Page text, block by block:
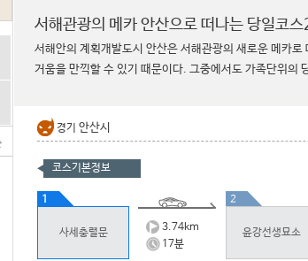
서해관광의 메카 안산으로 떠나는 당일코스
서해안의 계획개발도시 안산은 서해관광의 새로운 메카
거움을 만끽할 수 있기 때문이다. 그중에서도 가족단위의
경기 안산시
코스기본정보
1
사세충렬문 3.74km
17분
2
윤강선생묘소